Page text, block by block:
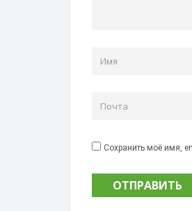
Сохранить моё имя,